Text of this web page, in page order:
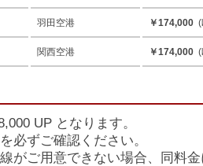
羽田空港 ￥174,000 (
関西空港 ￥174,000 (
UP となります。
を必ずご確認ください。
がご用意できない場合、同料